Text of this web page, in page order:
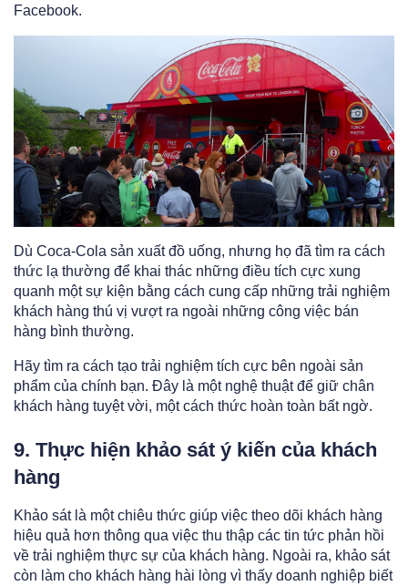
Facebook.
Dù Coca-Cola sản xuất đồ uống, nhưng họ đã tìm ra cách
thức lạ thường để khai thác những điều tích cực xung
quanh một sự kiện bằng cách cung cấp những trải nghiệm
khách hàng thú vị vượt ra ngoài những công việc bán
hàng bình thường.
Hãy tìm ra cách tạo trải nghiệm tích cực bên ngoài sản
phẩm của chính bạn. Đây là một nghệ thuật để giữ chân
khách hàng tuyệt vời, một cách thức hoàn toàn bất ngờ.
9. Thực hiện khảo sát ý kiến của khách
hàng
Khảo sát là một chiêu thức giúp việc theo dõi khách hàng
hiệu quả hơn thông qua việc thu thập các tin tức phản hồi
về trải nghiệm thực sự của khách hàng. Ngoài ra, khảo sát
còn làm cho khách hàng hài lòng vì thấy doanh nghiệp biết